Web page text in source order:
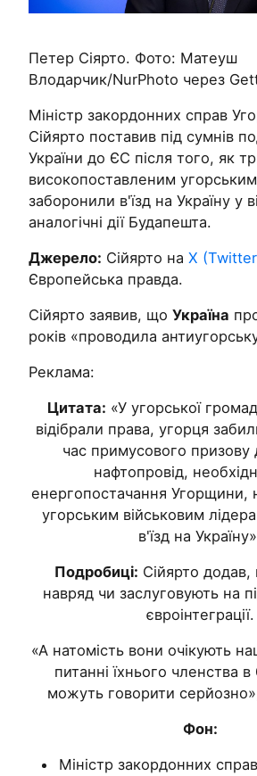
Петер Сіярто. Фото: Матеуш
Влодарчик/NurPhoto через
Міністр закордонних справ
Сійярто поставив під сумнів
України до ЄС після того, як
високопоставленим
заборонили в'їзд на Україну у
аналогічні дії Будапешта.
Джерело: Сійярто на X
Європейська правда.
Сійярто заявив, що Україна
років «проводила
Реклама:
Цитата: «У угорської
відібрали права, угорця
час примусового призову
нафтопровід,
енергопостачання Угорщини,
угорським військовим
в'їзд на
Подробиці: Сійярто додав,
навряд чи заслуговують на
євроінтеграції.
«А натомість вони очікують
питанні їхнього членства
можуть говорити
Фон:
Міністр закордонних